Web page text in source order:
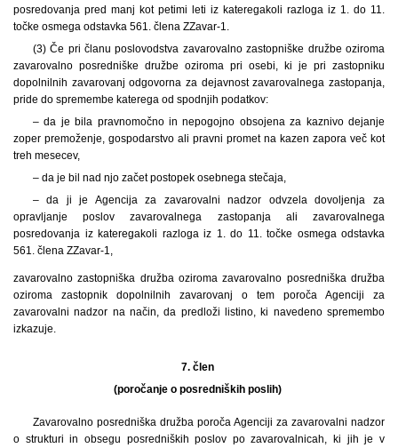
posredovanja pred manj kot petimi leti iz kateregakoli razloga iz 1. do 11.
točke osmega odstavka 561. člena ZZavar-1.
(3) Če pri članu poslovodstva zavarovalno zastopniške družbe oziroma
zavarovalno posredniške družbe oziroma pri osebi, ki je pri zastopniku
dopolnilnih zavarovanj odgovorna za dejavnost zavarovalnega zastopanja,
pride do spremembe katerega od spodnjih podatkov:
– da je bila pravnomočno in nepogojno obsojena za kaznivo dejanje
zoper premoženje, gospodarstvo ali pravni promet na kazen zapora več kot
treh mesecev,
– da je bil nad njo začet postopek osebnega stečaja,
– da ji je Agencija za zavarovalni nadzor odvzela dovoljenja za
opravljanje poslov zavarovalnega zastopanja ali zavarovalnega
posredovanja iz kateregakoli razloga iz 1. do 11. točke osmega odstavka
561. člena ZZavar-1,
zavarovalno zastopniška družba oziroma zavarovalno posredniška družba
oziroma zastopnik dopolnilnih zavarovanj o tem poroča Agenciji za
zavarovalni nadzor na način, da predloži listino, ki navedeno spremembo
izkazuje.
7. člen
(poročanje o posredniških poslih)
Zavarovalno posredniška družba poroča Agenciji za zavarovalni nadzor
o strukturi in obsegu posredniških poslov po zavarovalnicah, ki jih je v